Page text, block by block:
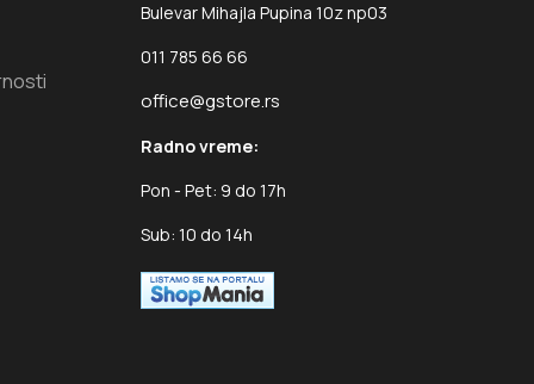
Bulevar Mihajla Pupina 10z np03
011 785 66 66
office@gstore.rs
Radno vreme:
Pon - Pet: 9 do 17h
Sub: 10 do 14h